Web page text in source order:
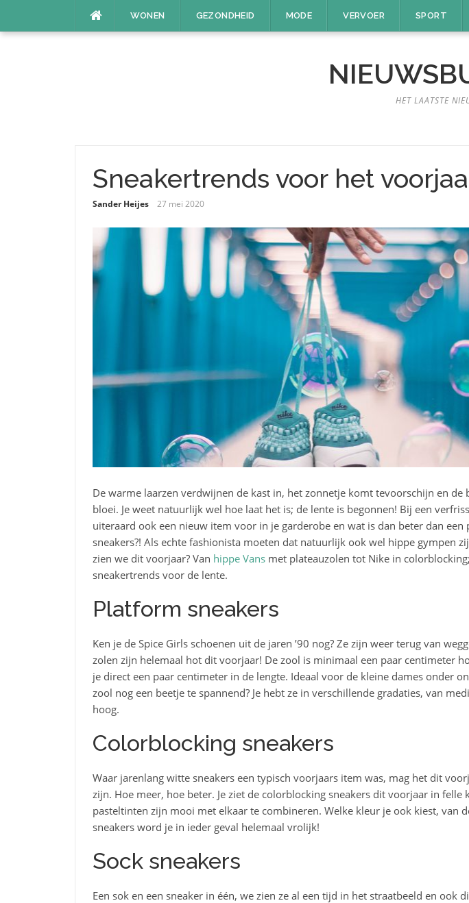
WONEN GEZONDHEID MODE VERVOER SPORT
HET LAATSTE
Sneakertrends voor het
Sander Heijes 27 mei 2020
De warme laarzen verdwijnen de kast in, het zonnetje komt tevoorschijn en de
bloei. Je weet natuurlijk wel hoe laat het is; de lente is begonnen! Bij een
uiteraard ook een nieuw item voor in je garderobe en wat is dan beter dan een
sneakers?! Als echte fashionista moeten dat natuurlijk ook wel hippe gympen
zien we dit voorjaar? Van hippe Vansmet plateauzolen tot Nike in
sneakertrends voor de lente.
Platform sneakers
Ken je de Spice Girls schoenen uit de jaren ’90 nog? Ze zijn weer terug van
zolen zijn helemaal hot dit voorjaar! De zool is minimaal een paar centimeter
je direct een paar centimeter in de lengte. Ideaal voor de kleine dames onder
zool nog een beetje te spannend? Je hebt ze in verschillende gradaties, van
hoog.
Colorblocking sneakers
Waar jarenlang witte sneakers een typisch voorjaars item was, mag het dit
zijn. Hoe meer, hoe beter. Je ziet de colorblocking sneakers dit voorjaar in felle
pasteltinten zijn mooi met elkaar te combineren. Welke kleur je ook kiest, van
sneakers word je in ieder geval helemaal vrolijk!
Sock sneakers
Een sok en een sneaker in één, we zien ze al een tijd in het straatbeeld en ook